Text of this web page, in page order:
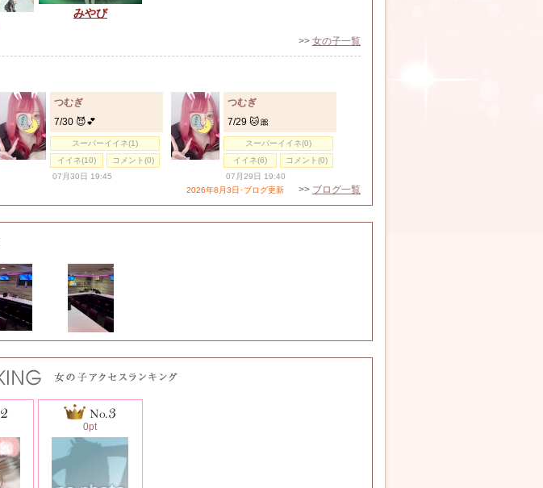
みやび
>> 女の子一覧
つむぎ
7/30 😈︎💕︎︎
スーパーイイネ(1)
イイネ(10)
コメント(0)
07月30日 19:45
つむぎ
7/29 🐱🎀
スーパーイイネ(0)
イイネ(6)
コメント(0)
07月29日 19:40
2026年8月3日･ブログ更新
>> ブログ一覧
0pt